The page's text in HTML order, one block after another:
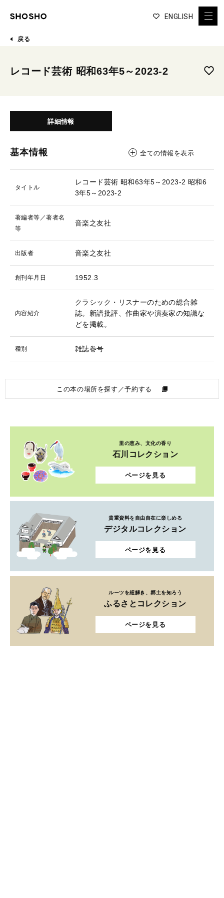
ENGLISH
戻る
レコード芸術 昭和63年5～2023-2
詳細情報
基本情報 全ての情報を表示
タイトル
レコード芸術 昭和63年5～2023-2 昭和6
3年5～2023-2
著編者等／著者名
等
音楽之友社
出版者 音楽之友社
創刊年月日 1952.3
内容紹介
クラシック・リスナーのための総合雑
誌。新譜批評、作曲家や演奏家の知識な
どを掲載。
種別 雑誌巻号
この本の場所を探す／予約する
里の恵み、文化の香り
石川コレクション
ページを見る
貴重資料を自由自在に楽しめる
デジタルコレクション
ページを見る
ルーツを紐解き、郷土を知ろう
ふるさとコレクション
ページを見る